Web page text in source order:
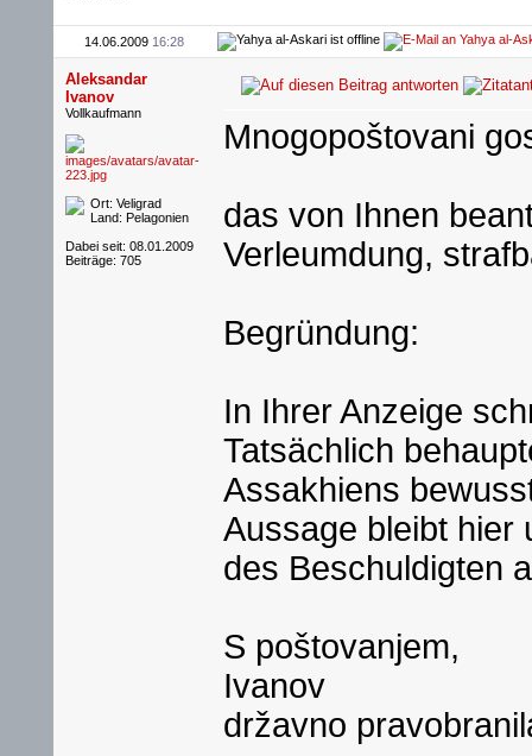
14.06.2009 16:28
Aleksandar
Ivanov
Vollkaufmann
Ort: Veligrad
Land: Pelagonien
Dabei seit: 08.01.2009
Beiträge: 705
Mnogopoštovani
das von Ihnen
Verleumdung,
Begründung:
In Ihrer Anzeige
Tatsächlich
Assakhiens
Aussage bleibt hier
des Beschuldigten
S poštovanjem,
Ivanov
državno